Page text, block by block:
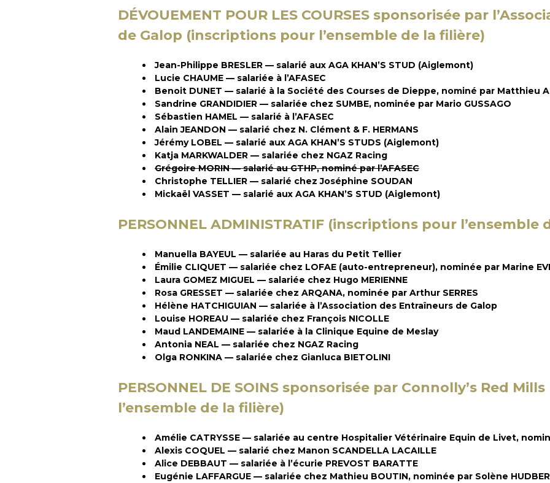
DÉVOUEMENT POUR LES COURSES sponsorisée par
de Galop (inscriptions pour l’ensemble de la filière)
Jean-Philippe BRESLER — salarié aux AGA KHAN’S STUD (Aiglemont)
Lucie CHAUME — salariée à l’AFASEC
Benoit DUNET — salarié à la Société des Courses de Dieppe, nominé par Matthieu
Sandrine GRANDIDIER — salariée chez SUMBE, nominée par Mario GUSSAGO
Sébastien HAMEL — salarié à l’AFASEC
Alain JEANDON — salarié chez N. Clément & F. HERMANS
Jérémy LOBEL — salarié aux AGA KHAN’S STUDS (Aiglemont)
Katja MARKWALDER — salariée chez NGAZ Racing
Grégoire MORIN — salarié au GTHP, nominé par l’AFASEC
Christophe TELLIER — salarié chez Joséphine SOUDAN
Mickaël VASSET — salarié aux AGA KHAN’S STUD (Aiglemont)
PERSONNEL ADMINISTRATIF (inscriptions pour l’ensemble
Manuella BAYEUL — salariée au Haras du Petit Tellier
Émilie CLIQUET — salariée chez LOFAE (auto-entrepreneur), nominée par Marine
Laura GOMEZ MIGUEL — salariée chez Hugo MERIENNE
Rosa GRESSET — salariée chez ARQANA, nominée par Arthur SERRES
Hélène HATCHIGUIAN — salariée à l’Association des Entraîneurs de Galop
Louise HOREAU — salariée chez François NICOLLE
Maud LANDEMAINE — salariée à la Clinique Equine de Meslay
Antonia NEAL — salariée chez NGAZ Racing
Olga RONKINA — salariée chez Gianluca BIETOLINI
PERSONNEL DE SOINS sponsorisée par Connolly’s Red Mills
l’ensemble de la filière)
Amélie CATRYSSE — salariée au centre Hospitalier Vétérinaire Equin de Livet,
Alexis COQUEL — salarié chez Manon SCANDELLA LACAILLE
Alice DEBBAUT — salariée à l’écurie PREVOST BARATTE
Eugénie LAFFARGUE — salariée chez Mathieu BOUTIN, nominée par Solène